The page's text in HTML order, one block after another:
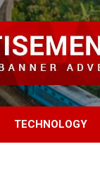
TECHNOLOGY